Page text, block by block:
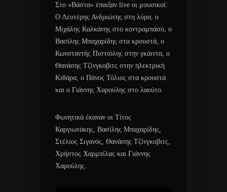
Στο «Βάστα» έπαιξαν live οι μουσικοί:
Ο Λευτέρης Ανδριώτης στη λύρα, ο
Μιχάλης Καλκάνης στο κοντραμπάσο, ο
Βασίλης Μπαχαρίδης στα κρουστά, ο
Κωνσταντής Πιστιόλης στην γκάιντα, ο
Θανάσης Τζίνγκοβιτς στην ηλεκτρική
Κιθάρα, ο Πάνος Τόλιος στα κρουστά
και ο Γιάννης Χαρούλης στο λαούτο.
Φωνητικά έκαναν οι Τίτος
Καργιωτάκης, Βασίλης Μπαχαρίδης,
Στέλιος Σιγανός, Θανάσης Τζίνγκοβιτς,
Χρήστος Χαρμπίλας και Γιάννης
Χαρούλης.